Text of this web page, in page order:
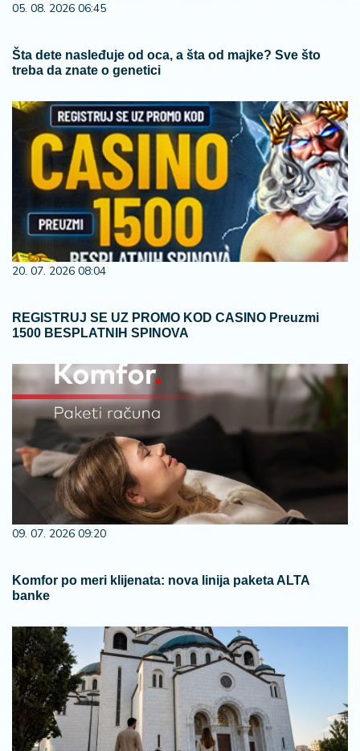
05. 08. 2026 06:45
Šta dete nasleđuje od oca, a šta od majke? Sve što
treba da znate o genetici
20. 07. 2026 08:04
REGISTRUJ SE UZ PROMO KOD CASINO Preuzmi
1500 BESPLATNIH SPINOVA
09. 07. 2026 09:20
Komfor po meri klijenata: nova linija paketa ALTA
banke